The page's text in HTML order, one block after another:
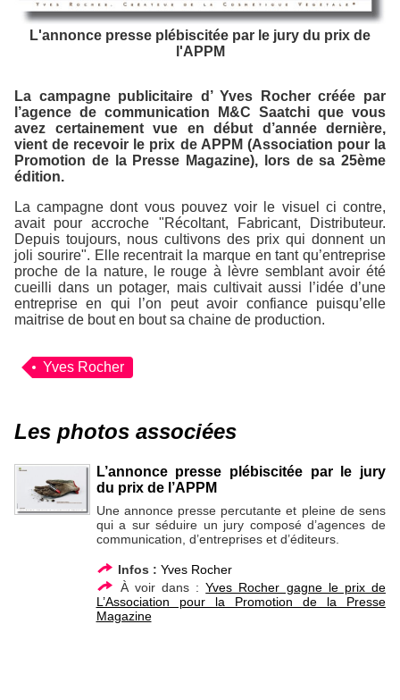
L'annonce presse plébiscitée par le jury du prix de
l'APPM
La campagne publicitaire d’ Yves Rocher créée par
l’agence de communication M&C Saatchi que vous
avez certainement vue en début d’année dernière,
vient de recevoir le prix de APPM (Association pour la
Promotion de la Presse Magazine), lors de sa 25ème
édition.
La campagne dont vous pouvez voir le visuel ci contre,
avait pour accroche "Récoltant, Fabricant, Distributeur.
Depuis toujours, nous cultivons des prix qui donnent un
joli sourire". Elle recentrait la marque en tant qu’entreprise
proche de la nature, le rouge à lèvre semblant avoir été
cueilli dans un potager, mais cultivait aussi l’idée d’une
entreprise en qui l’on peut avoir confiance puisqu’elle
maitrise de bout en bout sa chaine de production.
Yves Rocher
Les photos associées
L’annonce presse plébiscitée par le jury
du prix de l’APPM
Une annonce presse percutante et pleine de sens
qui a sur séduire un jury composé d’agences de
communication, d’entreprises et d’éditeurs.
Infos : Yves Rocher
À voir dans :Yves Rocher gagne le prix de
L’Association pour la Promotion de la Presse
Magazine